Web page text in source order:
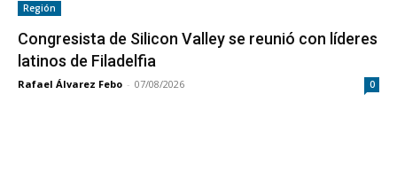
Región
Congresista de Silicon Valley se reunió con líderes
latinos de Filadelfia
Rafael Álvarez Febo - 07/08/2026 0